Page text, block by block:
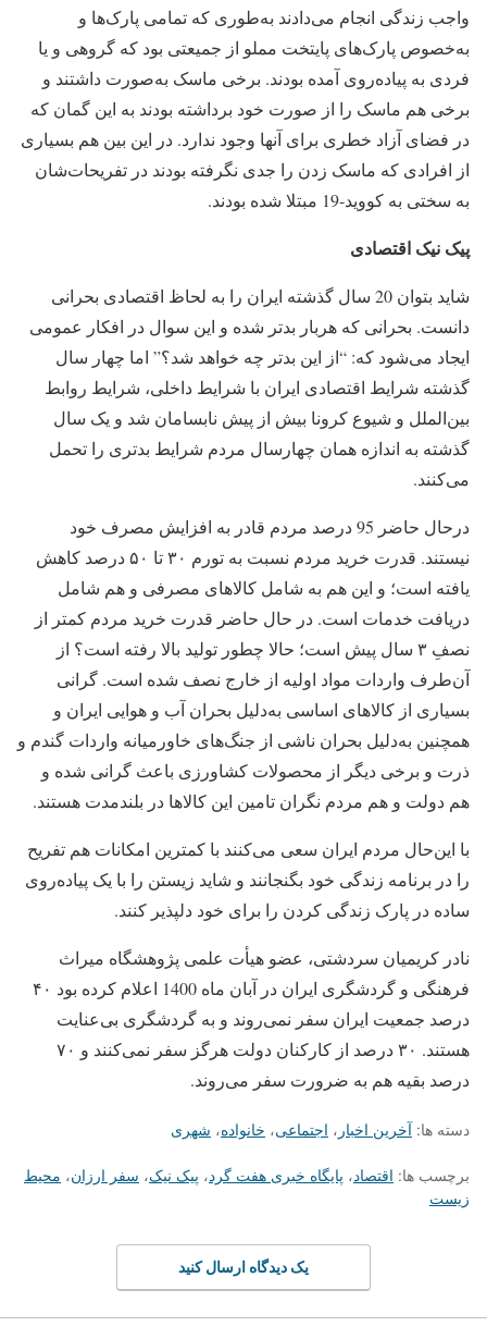
واجب زندگی انجام می‌دادند به‌طوری که تمامی پارک‌ها و
به‌خصوص پارک‌های پایتخت مملو از جمیعتی بود که گروهی و یا
فردی به پیاده‌روی آمده بودند. برخی ماسک به‌صورت داشتند و
برخی هم ماسک را از صورت خود برداشته بودند به این گمان که
در فضای آزاد خطری برای آنها وجود ندارد. در این بین هم بسیاری
از افرادی که ماسک زدن را جدی نگرفته بودند در تفریحات‌شان
به سختی به کووید-19 مبتلا شده بودند.
پیک نیک اقتصادی
شاید بتوان 20 سال گذشته ایران را به لحاظ اقتصادی بحرانی
دانست. بحرانی که هربار بدتر شده و این سوال در افکار عمومی
ایجاد می‌شود که: “از این بدتر چه خواهد شد؟” اما چهار سال
گذشته شرایط اقتصادی ایران با شرایط داخلی، شرایط روابط
بین‌الملل و شیوع کرونا بیش از پیش نابسامان شد و یک سال
گذشته به اندازه همان چهارسال مردم شرایط بدتری را تحمل
می‌کنند.
درحال حاضر 95 درصد مردم قادر به افزایش مصرف خود
نیستند. قدرت خرید مردم نسبت به تورم ۳۰ تا ۵۰ درصد کاهش
یافته است؛ و این هم به شامل کالاهای مصرفی و هم شامل
دریافت خدمات است. در حال حاضر قدرت خرید مردم کمتر از
نصفِ ۳ سال پیش است؛ حالا چطور تولید بالا رفته است؟ از
آن‌طرف واردات مواد اولیه از خارج نصف شده است. گرانی
بسیاری از کالاهای اساسی به‌دلیل بحران آب و هوایی ایران و
همچنین به‌دلیل بحران ناشی از جنگ‌های خاورمیانه واردات گندم و
ذرت و برخی دیگر از محصولات کشاورزی باعث گرانی شده و
هم دولت و هم مردم نگران تامین این کالاها در بلندمدت هستند.
با این‌حال مردم ایران سعی می‌کنند با کمترین امکانات هم تفریح
را در برنامه زندگی خود بگنجانند و شاید زیستن را با یک پیاده‌روی
ساده در پارک زندگی کردن را برای خود دلپذیر کنند.
نادر کریمیان سردشتی، عضو هیأت علمی پژوهشگاه میراث
فرهنگی و گردشگری ایران در آبان ماه 1400 اعلام کرده بود ۴۰
درصد جمعیت ایران سفر نمی‌روند و به گردشگری بی‌عنایت
هستند. ۳۰ درصد از کارکنان دولت هرگز سفر نمی‌کنند و ۷۰
درصد بقیه هم به ضرورت سفر می‌روند.
دسته ها: آخرین اخبار ، اجتماعی، خانواده، شهری
برچسب ها: اقتصاد، پایگاه خبری هفت گرد، پیک نیک، سفر ارزان، محیط
زیست
یک دیدگاه ارسال کنید